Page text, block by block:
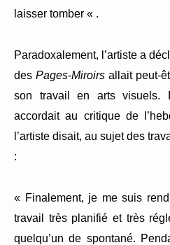
laisser tomber « .
Paradoxalement, l’artiste a
desPages-Miroirs allait peut-
son travail en arts visuels.
accordait au critique de
l’artiste disait, au sujet des
:
« Finalement, je me suis
travail très planifié et très
quelqu’un de spontané.